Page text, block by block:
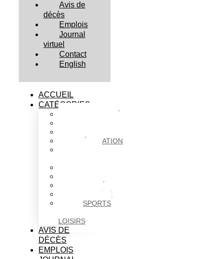
Avis de
décès
Emplois
Journal
virtuel
Contact
English
ACCUEIL
CATÉGORIES
ÉDUCATION
SOCIÉTÉ
SPORTS
LOISIRS
AVIS DE
DÉCÈS
EMPLOIS